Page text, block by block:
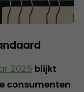
2025 blijkt
consumenten